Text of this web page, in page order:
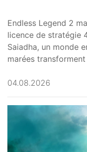
Endless Legend 2
licence de stratégie
Saiadha, un monde
marées
04.08.2026